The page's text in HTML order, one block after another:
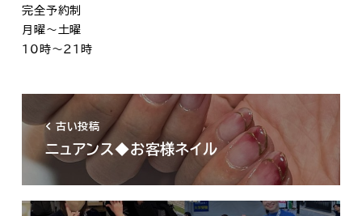
完全予約制
月曜～土曜
10時～21時
古い投稿
ニュアンス◆お客様ネイル